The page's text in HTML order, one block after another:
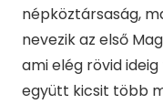
népköztársaság,
nevezik az első
ami elég rövid
együtt kicsit több